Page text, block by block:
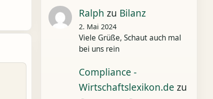
Ralph zu Bilanz
2. Mai 2024
Viele Grüße, Schaut auch mal
bei uns rein
Compliance -
Wirtschaftslexikon.de zu